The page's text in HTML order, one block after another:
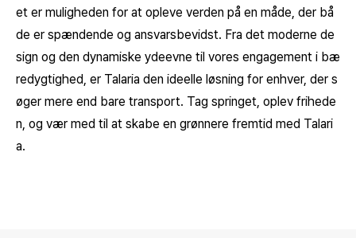
et er muligheden for at opleve verden på en måde, der bå
de er spændende og ansvarsbevidst. Fra det moderne de
sign og den dynamiske ydeevne til vores engagement i bæ
redygtighed, er Talaria den ideelle løsning for enhver, der s
øger mere end bare transport. Tag springet, oplev frihede
n, og vær med til at skabe en grønnere fremtid med Talari
a.